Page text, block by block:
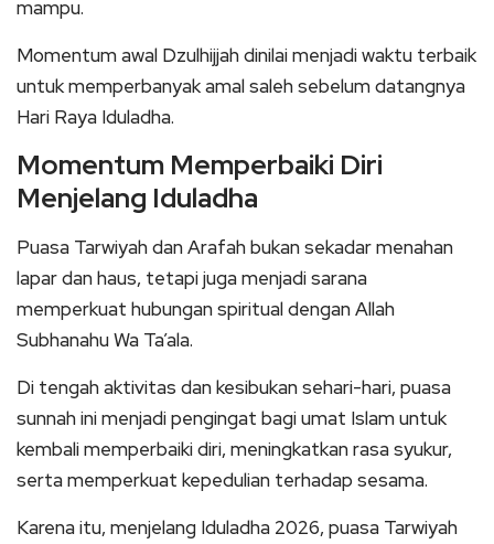
mampu.
Momentum awal Dzulhijjah dinilai menjadi waktu terbaik
untuk memperbanyak amal saleh sebelum datangnya
Hari Raya Iduladha.
Momentum Memperbaiki Diri
Menjelang Iduladha
Puasa Tarwiyah dan Arafah bukan sekadar menahan
lapar dan haus, tetapi juga menjadi sarana
memperkuat hubungan spiritual dengan Allah
Subhanahu Wa Ta’ala.
Di tengah aktivitas dan kesibukan sehari-hari, puasa
sunnah ini menjadi pengingat bagi umat Islam untuk
kembali memperbaiki diri, meningkatkan rasa syukur,
serta memperkuat kepedulian terhadap sesama.
Karena itu, menjelang Iduladha 2026, puasa Tarwiyah